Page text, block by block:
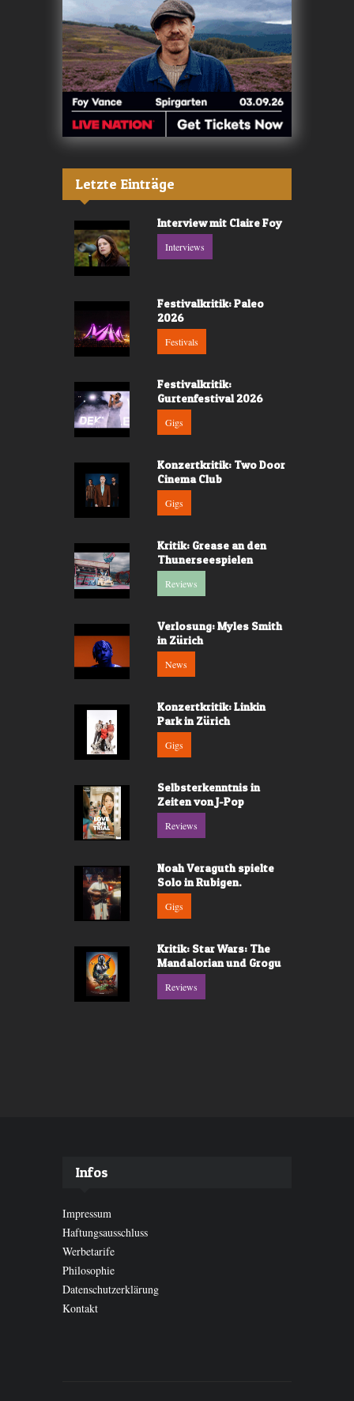
Letzte Einträge
Interview mit Claire Foy
Interviews
Festivalkritik: Paleo
2026
Festivals
Festivalkritik:
Gurtenfestival 2026
Gigs
Konzertkritik: Two Door
Cinema Club
Gigs
Kritik: Grease an den
Thunerseespielen
Reviews
Verlosung: Myles Smith
in Zürich
News
Konzertkritik: Linkin
Park in Zürich
Gigs
Selbsterkenntnis in
Zeiten von J-Pop
Reviews
Noah Veraguth spielte
Solo in Rubigen.
Gigs
Kritik: Star Wars: The
Mandalorian und Grogu
Reviews
Infos
Impressum
Haftungsausschluss
Werbetarife
Philosophie
Datenschutzerklärung
Kontakt